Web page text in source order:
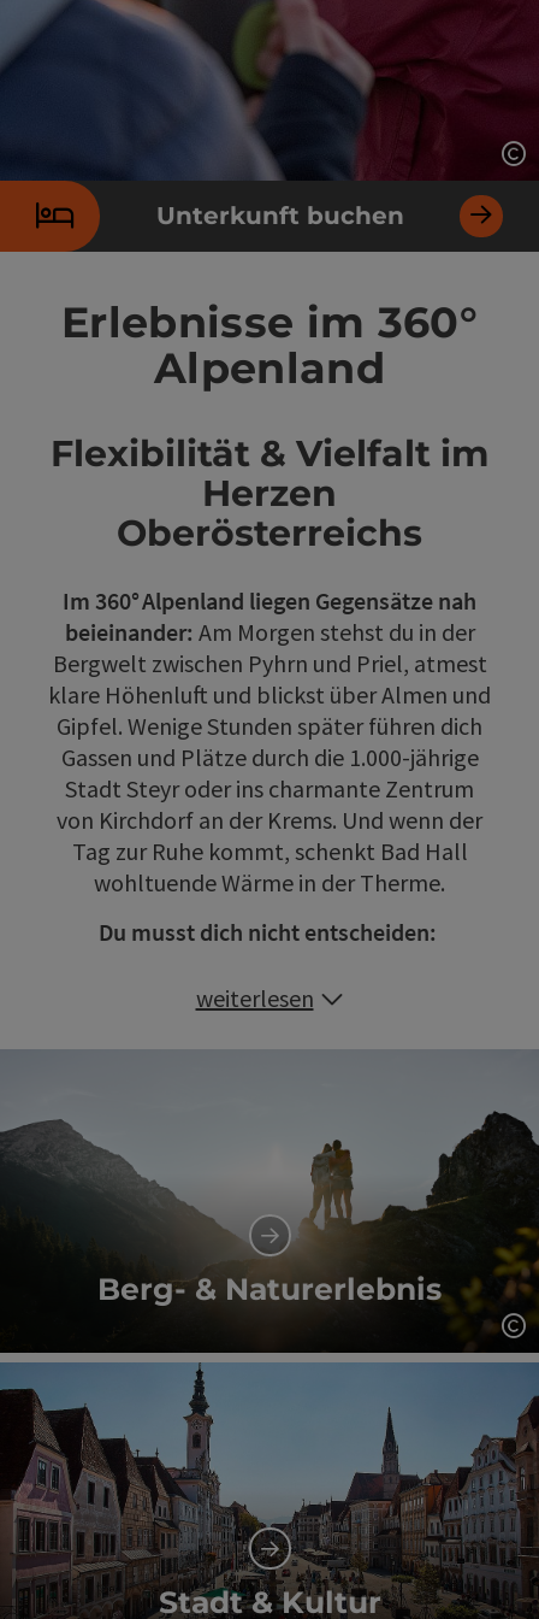
Unterkunft buchen
Erlebnisse im 360°
Alpenland
Flexibilität & Vielfalt im
Herzen
Oberösterreichs
Im 360° Alpenland liegen Gegensätze nah
beieinander: Am Morgen stehst du in der
Bergwelt zwischen Pyhrn und Priel, atmest
klare Höhenluft und blickst über Almen und
Gipfel. Wenige Stunden später führen dich
Gassen und Plätze durch die 1.000‑jährige
Stadt Steyr oder ins charmante Zentrum
von Kirchdorf an der Krems. Und wenn der
Tag zur Ruhe kommt, schenkt Bad Hall
wohltuende Wärme in der Therme.
Du musst dich nicht entscheiden:
weiterlesen
Berg- & Naturerlebnis
Stadt & Kultur